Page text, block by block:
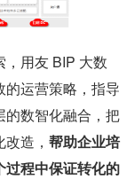
用友 BIP 大数
运营策略，指导
的数智化融合，把
造， 帮助企业培
过程中保证转化的